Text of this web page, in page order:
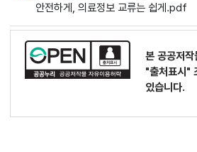
안전하게, 의료정보 교류는 쉽게.pdf
본 공공저
"출처표시"
있습니다.